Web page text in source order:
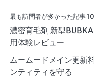
最も訪問者が多かった記事
濃密育毛剤 新型
用体験レビュー
ムームードメイン更新
ンティティを守る